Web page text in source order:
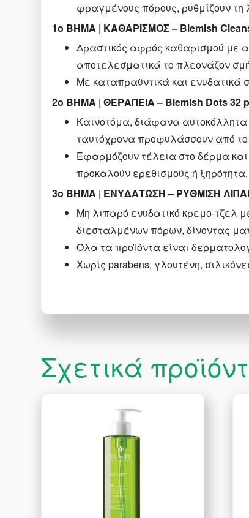
φραγμένους πόρους, ρυθμίζουν
1ο BΗΜΑ | ΚΑΘΑΡΙΣΜΟΣ – Blemish
Δραστικός αφρός καθαρισμού με
αποτελεσματικά το πλεονάζον
Με καταπραϋντικά και ενυδατικά
2o BΗΜΑ | ΘΕΡΑΠΕΙΑ – Blemish Dots 32
Καινοτόμα, διάφανα
ταυτόχρονα προφυλάσσουν από το
Εφαρμόζουν τέλεια στο δέρμα και
προκαλούν ερεθισμούς ή ξηρότητα.
3o BΗΜΑ | ΕΝΥΔΑΤΩΣΗ – ΡΥΘΜΙΣΗ
Μη λιπαρό ενυδατικό κρεμο-τζελ
διεσταλμένων πόρων, δίνοντας
Όλα τα προϊόντα είναι
Χωρίς parabens, γλουτένη,
Σχετικά